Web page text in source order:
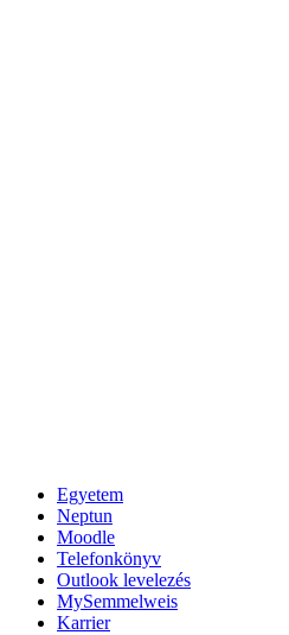
Egyetem
Neptun
Moodle
Telefonkönyv
Outlook levelezés
MySemmelweis
Karrier